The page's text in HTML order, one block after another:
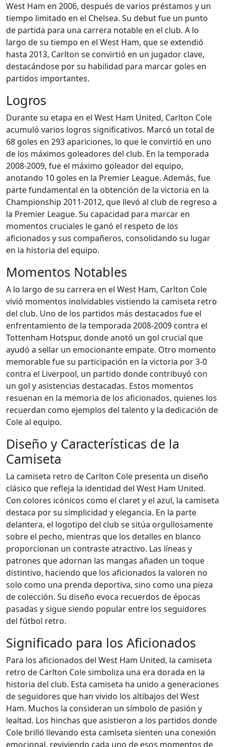
West Ham en 2006, después de varios préstamos y un
tiempo limitado en el Chelsea. Su debut fue un punto
de partida para una carrera notable en el club. A lo
largo de su tiempo en el West Ham, que se extendió
hasta 2013, Carlton se convirtió en un jugador clave,
destacándose por su habilidad para marcar goles en
partidos importantes.
Logros
Durante su etapa en el West Ham United, Carlton Cole
acumuló varios logros significativos. Marcó un total de
68 goles en 293 apariciones, lo que le convirtió en uno
de los máximos goleadores del club. En la temporada
2008-2009, fue el máximo goleador del equipo,
anotando 10 goles en la Premier League. Además, fue
parte fundamental en la obtención de la victoria en la
Championship 2011-2012, que llevó al club de regreso a
la Premier League. Su capacidad para marcar en
momentos cruciales le ganó el respeto de los
aficionados y sus compañeros, consolidando su lugar
en la historia del equipo.
Momentos Notables
A lo largo de su carrera en el West Ham, Carlton Cole
vivió momentos inolvidables vistiendo la camiseta retro
del club. Uno de los partidos más destacados fue el
enfrentamiento de la temporada 2008-2009 contra el
Tottenham Hotspur, donde anotó un gol crucial que
ayudó a sellar un emocionante empate. Otro momento
memorable fue su participación en la victoria por 3-0
contra el Liverpool, un partido donde contribuyó con
un gol y asistencias destacadas. Estos momentos
resuenan en la memoria de los aficionados, quienes los
recuerdan como ejemplos del talento y la dedicación de
Cole al equipo.
Diseño y Características de la
Camiseta
La camiseta retro de Carlton Cole presenta un diseño
clásico que refleja la identidad del West Ham United.
Con colores icónicos como el claret y el azul, la camiseta
destaca por su simplicidad y elegancia. En la parte
delantera, el logotipo del club se sitúa orgullosamente
sobre el pecho, mientras que los detalles en blanco
proporcionan un contraste atractivo. Las líneas y
patrones que adornan las mangas añaden un toque
distintivo, haciendo que los aficionados la valoren no
solo como una prenda deportiva, sino como una pieza
de colección. Su diseño evoca recuerdos de épocas
pasadas y sigue siendo popular entre los seguidores
del fútbol retro.
Significado para los Aficionados
Para los aficionados del West Ham United, la camiseta
retro de Carlton Cole simboliza una era dorada en la
historia del club. Esta camiseta ha unido a generaciones
de seguidores que han vivido los altibajos del West
Ham. Muchos la consideran un símbolo de pasión y
lealtad. Los hinchas que asistieron a los partidos donde
Cole brilló llevando esta camiseta sienten una conexión
emocional, reviviendo cada uno de esos momentos de